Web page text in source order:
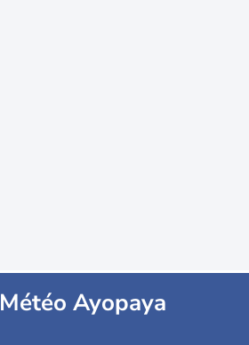
Météo Ayopaya